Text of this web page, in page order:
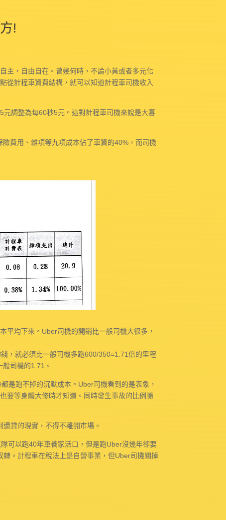
!
主，自由自在。曾幾何時，不論小黃或者多元化
從計程車資費結構，就可以知道計程車司機收入
調整為每60秒5元。這對計程車司機來說是大喜
費用、雜項等九項成本佔了車資的40%，而司機
平均下來。Uber司機的開銷比一般司機大很多，
，就必須比一般司機多跑600/350=1.71倍的里程
司機的1.71。
是跑不掉的沉默成本。Uber司機看到的是表象，
要等身體大修時才知道。同時發生事故的比例隨
貸的現實，不得不離開市場。
可以跑40年車養家活口，但是跑Uber沒幾年卻要
。計程車在稅法上是自營事業，但Uber司機關掉